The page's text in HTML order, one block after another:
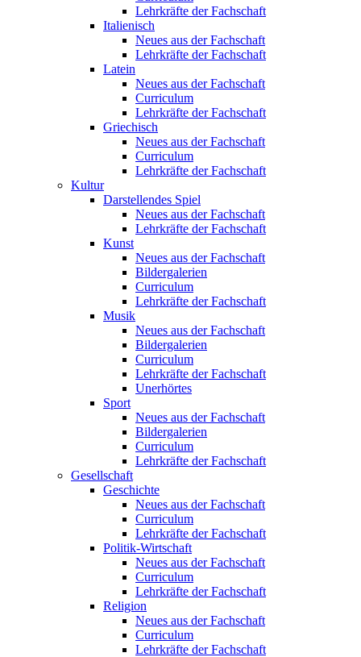
Lehrkräfte der Fachschaft
Italienisch
Neues aus der Fachschaft
Lehrkräfte der Fachschaft
Latein
Neues aus der Fachschaft
Curriculum
Lehrkräfte der Fachschaft
Griechisch
Neues aus der Fachschaft
Curriculum
Lehrkräfte der Fachschaft
Kultur
Darstellendes Spiel
Neues aus der Fachschaft
Lehrkräfte der Fachschaft
Kunst
Neues aus der Fachschaft
Bildergalerien
Curriculum
Lehrkräfte der Fachschaft
Musik
Neues aus der Fachschaft
Bildergalerien
Curriculum
Lehrkräfte der Fachschaft
Unerhörtes
Sport
Neues aus der Fachschaft
Bildergalerien
Curriculum
Lehrkräfte der Fachschaft
Gesellschaft
Geschichte
Neues aus der Fachschaft
Curriculum
Lehrkräfte der Fachschaft
Politik-Wirtschaft
Neues aus der Fachschaft
Curriculum
Lehrkräfte der Fachschaft
Religion
Neues aus der Fachschaft
Curriculum
Lehrkräfte der Fachschaft